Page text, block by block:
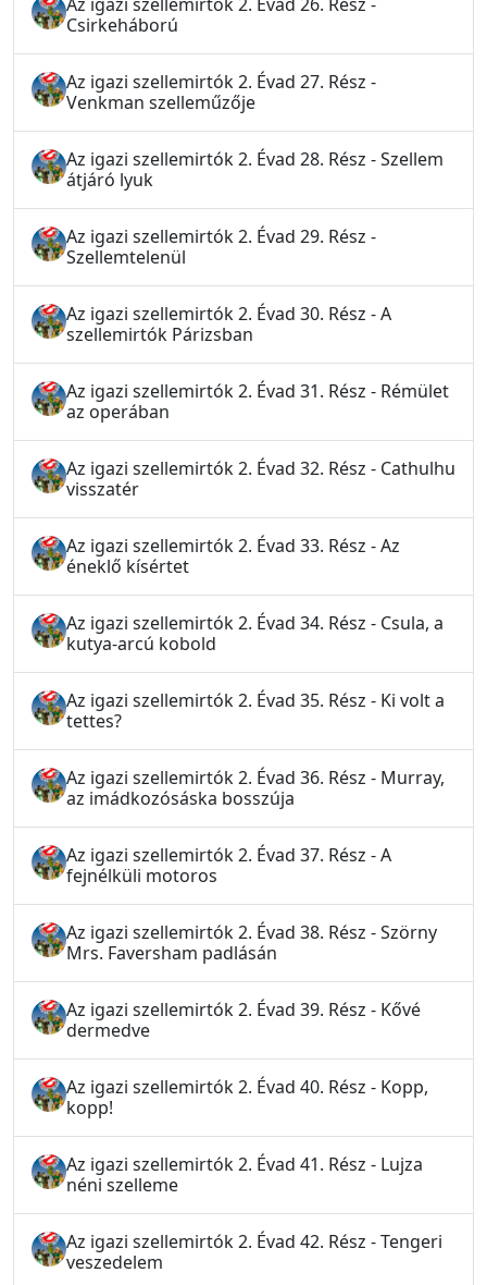
Csirkeháború
Az igazi szellemirtók 2. Évad 27. Rész -
Venkman szelleműzője
Az igazi szellemirtók 2. Évad 28. Rész - Szellem
átjáró lyuk
Az igazi szellemirtók 2. Évad 29. Rész -
Szellemtelenül
Az igazi szellemirtók 2. Évad 30. Rész - A
szellemirtók Párizsban
Az igazi szellemirtók 2. Évad 31. Rész - Rémület
az operában
Az igazi szellemirtók 2. Évad 32. Rész - Cathulhu
visszatér
Az igazi szellemirtók 2. Évad 33. Rész - Az
éneklő kísértet
Az igazi szellemirtók 2. Évad 34. Rész - Csula, a
kutya-arcú kobold
Az igazi szellemirtók 2. Évad 35. Rész - Ki volt a
tettes?
Az igazi szellemirtók 2. Évad 36. Rész - Murray,
az imádkozósáska bosszúja
Az igazi szellemirtók 2. Évad 37. Rész - A
fejnélküli motoros
Az igazi szellemirtók 2. Évad 38. Rész - Szörny
Mrs. Faversham padlásán
Az igazi szellemirtók 2. Évad 39. Rész - Kővé
dermedve
Az igazi szellemirtók 2. Évad 40. Rész - Kopp,
kopp!
Az igazi szellemirtók 2. Évad 41. Rész - Lujza
néni szelleme
Az igazi szellemirtók 2. Évad 42. Rész - Tengeri
veszedelem